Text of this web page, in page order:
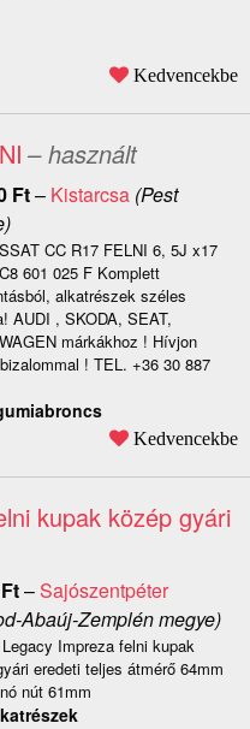
Kedvencekbe
– használt
Ft– Kistarcsa(Pest
CC R17 FELNI 6, 5J x17
601 025 F Komplett
alkatrészek széles
AUDI , SKODA, SEAT,
márkákhoz ! Hívjon
! TEL. +36 30 887
Kedvencekbe
kupak közép gyári
Ft–Sajószentpéter
Abaúj-Zemplén megye)
Impreza felni kupak
eredeti teljes átmérő 64mm
nút 61mm